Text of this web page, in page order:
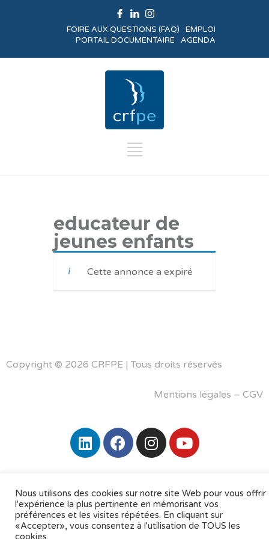
EMPLOI
FOIRE AUX QUESTIONS (FAQ)
AGENDA
PORTAIL DOCUMENTAIRE
educateur de
jeunes enfants
Cette annonce a expiré
Copyright © 2026 CRFPE | Tous droits réservés
Mentions légales – CGV
Nous utilisons des cookies sur notre site Web pour vous offrir
l'expérience la plus pertinente en mémorisant vos
préférences et les visites répétées. En cliquant sur
«Accepter», vous consentez à l'utilisation de TOUS les
cookies.